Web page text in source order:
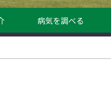
病気を調べる